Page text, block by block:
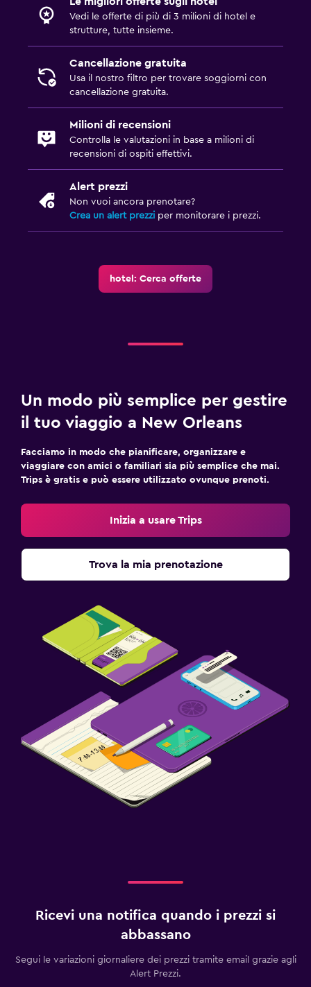
Vedi le offerte di più di 3 milioni di hotel e
strutture, tutte insieme.
Cancellazione gratuita
Usa il nostro filtro per trovare soggiorni con
cancellazione gratuita.
Milioni di recensioni
Controlla le valutazioni in base a milioni di
recensioni di ospiti effettivi.
Alert prezzi
Non vuoi ancora prenotare?
Crea un alert prezzi per monitorare i prezzi.
hotel: Cerca offerte
Un modo più semplice per gestire
il tuo viaggio a New Orleans
Facciamo in modo che pianificare, organizzare e
viaggiare con amici o familiari sia più semplice che mai.
Trips è gratis e può essere utilizzato ovunque prenoti.
Inizia a usare Trips
Trova la mia prenotazione
Ricevi una notifica quando i prezzi si
abbassano
Segui le variazioni giornaliere dei prezzi tramite email grazie agli
Alert Prezzi.